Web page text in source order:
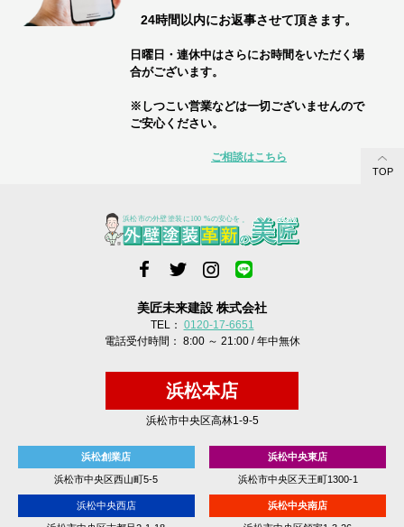
24時間以内にお返事させて頂きます。
日曜日・連休中はさらにお時間をいただく場
合がございます。
※しつこい営業などは一切ございませんので
ご安心ください。
ご相談はこちら
TOP
美匠未来建設 株式会社
TEL： 0120-17-6651
電話受付時間： 8:00 ～ 21:00 / 年中無休
浜松本店
浜松市中央区高林1-9-5
浜松創業店
浜松市中央区西山町5-5
浜松中央東店
浜松市中央区天王町1300-1
浜松中央西店 浜松中央南店